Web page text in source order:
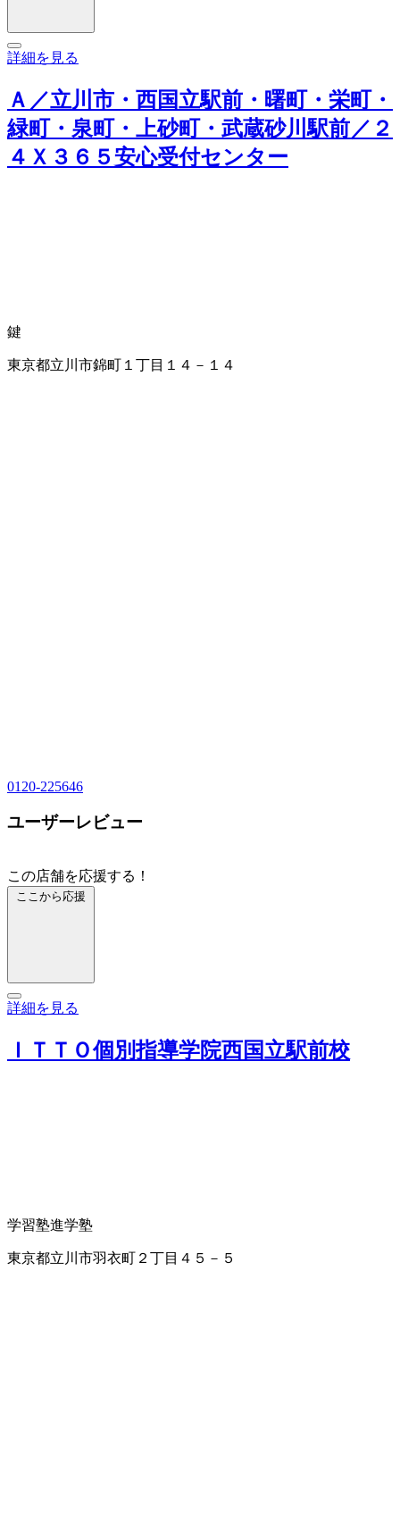
詳細を見る
Ａ／立川市・西国立駅前・曙町・栄町・
緑町・泉町・上砂町・武蔵砂川駅前／２
４Ｘ３６５安心受付センター
鍵
東京都立川市錦町１丁目１４－１４
0120-225646
ユーザーレビュー
この店舗を応援する！
ここから応援
詳細を見る
ＩＴＴＯ個別指導学院西国立駅前校
学習塾進学塾
東京都立川市羽衣町２丁目４５－５